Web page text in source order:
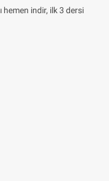
indir, ilk 3 dersi